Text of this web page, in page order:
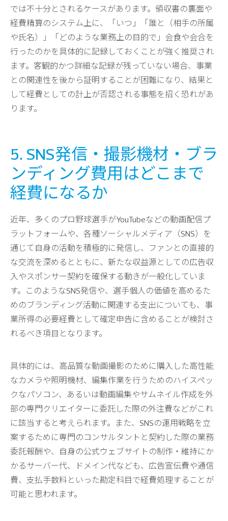
では不十分とされるケースがあります。領収書の裏面や
経費精算のシステム上に、「いつ」「誰と（相手の所属
や氏名）」「どのような業務上の目的で」会食や会合を
行ったのかを具体的に記録しておくことが強く推奨され
ます。客観的かつ詳細な記録が残っていない場合、事業
との関連性を後から証明することが困難になり、結果と
して経費としての計上が否認される事態を招く恐れがあ
ります。
5. SNS発信・撮影機材・ブラ
ンディング費用はどこまで
経費になるか
近年、多くのプロ野球選手がYouTubeなどの動画配信プ
ラットフォームや、各種ソーシャルメディア（SNS）を
通じて自身の活動を積極的に発信し、ファンとの直接的
な交流を深めるとともに、新たな収益源としての広告収
入やスポンサー契約を確保する動きが一般化していま
す。このようなSNS発信や、選手個人の価値を高めるた
めのブランディング活動に関連する支出についても、事
業所得の必要経費として確定申告に含めることが検討さ
れるべき項目となります。
具体的には、高品質な動画撮影のために購入した高性能
なカメラや照明機材、編集作業を行うためのハイスペッ
クなパソコン、あるいは動画編集やサムネイル作成を外
部の専門クリエイターに委託した際の外注費などがこれ
に該当すると考えられます。また、SNSの運用戦略を立
案するために専門のコンサルタントと契約した際の業務
委託報酬や、自身の公式ウェブサイトの制作・維持にか
かるサーバー代、ドメイン代なども、広告宣伝費や通信
費、支払手数料といった勘定科目で経費処理することが
可能と思われます。